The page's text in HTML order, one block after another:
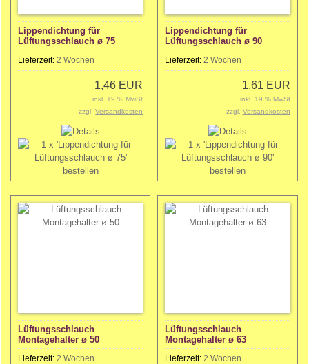
Lippendichtung für
Lüftungsschlauch ø 75
Lieferzeit: 2 Wochen
1,46 EUR
inkl. 19 % MwSt
zzgl.Versandkosten
Lippendichtung für
Lüftungsschlauch ø 90
Lieferzeit:2 Wochen
1,61 EUR
inkl. 19 % MwSt
zzgl. Versandkosten
Lüftungsschlauch
Montagehalter ø 50
Lieferzeit: 2 Wochen
Lüftungsschlauch
Montagehalter ø 63
Lieferzeit:2 Wochen